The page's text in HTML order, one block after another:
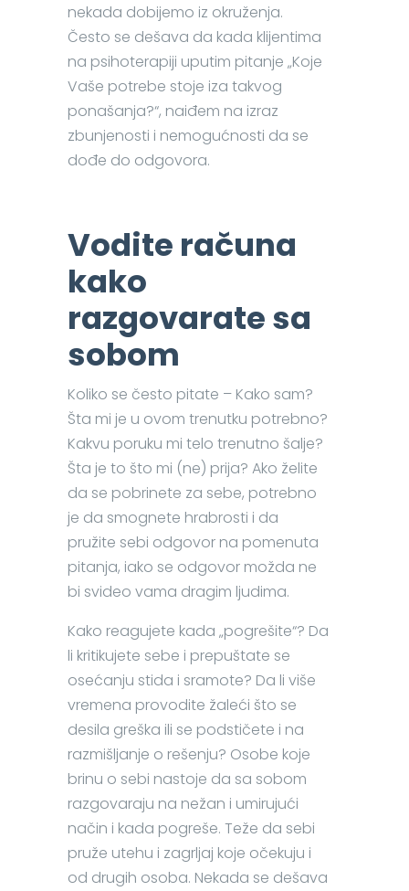
nekada dobijemo iz okruženja.
Često se dešava da kada klijentima
na psihoterapiji uputim pitanje „Koje
Vaše potrebe stoje iza takvog
ponašanja?“, naiđem na izraz
zbunjenosti i nemogućnosti da se
dođe do odgovora.
Vodite računa
kako
razgovarate sa
sobom
Koliko se često pitate – Kako sam?
Šta mi je u ovom trenutku potrebno?
Kakvu poruku mi telo trenutno šalje?
Šta je to što mi (ne) prija? Ako želite
da se pobrinete za sebe, potrebno
je da smognete hrabrosti i da
pružite sebi odgovor na pomenuta
pitanja, iako se odgovor možda ne
bi svideo vama dragim ljudima.
Kako reagujete kada „pogrešite“? Da
li kritikujete sebe i prepuštate se
osećanju stida i sramote? Da li više
vremena provodite žaleći što se
desila greška ili se podstičete i na
razmišljanje o rešenju? Osobe koje
brinu o sebi nastoje da sa sobom
razgovaraju na nežan i umirujući
način i kada pogreše. Teže da sebi
pruže utehu i zagrljaj koje očekuju i
od drugih osoba. Nekada se dešava